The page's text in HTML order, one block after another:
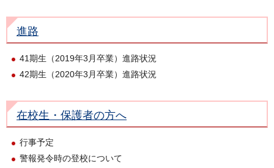
進路
41期生（2019年3月卒業）進路状況
42期生（2020年3月卒業）進路状況
在校生・保護者の方へ
行事予定
警報発令時の登校について